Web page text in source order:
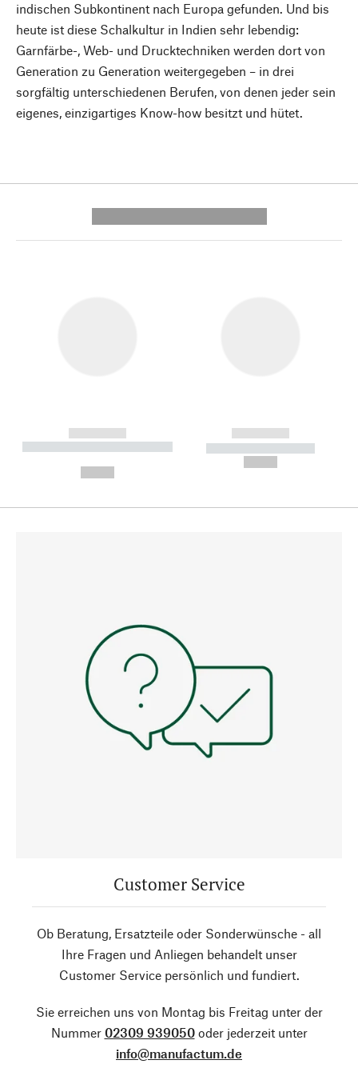
indischen Subkontinent nach Europa gefunden. Und bis
heute ist diese Schalkultur in Indien sehr lebendig:
Garnfärbe-, Web- und Drucktechniken werden dort von
Generation zu Generation weitergegeben – in drei
sorgfältig unterschiedenen Berufen, von denen jeder sein
eigenes, einzigartiges Know-how besitzt und hütet.
------------
----------- ----------- --------
------------
----------- -----------
Customer Service
Ob Beratung, Ersatzteile oder Sonderwünsche - all
Ihre Fragen und Anliegen behandelt unser
Customer Service persönlich und fundiert.
Sie erreichen uns von Montag bis Freitag unter der
Nummer 02309 939050oder jederzeit unter
info@manufactum.de